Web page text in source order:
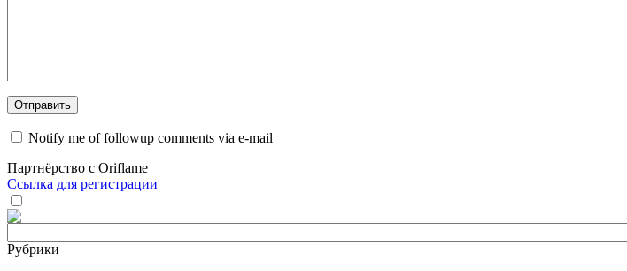
Notify me of followup comments via e-mail
Партнёрство с Oriflame
Ссылка для регистрации
Рубрики